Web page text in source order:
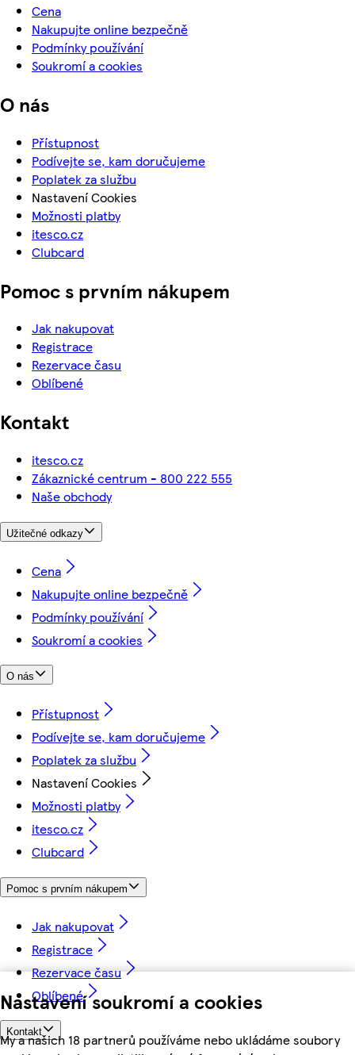
Nastavení soukromí a cookies
My a našich 18 partnerů používáme nebo ukládáme soubory
Cena
Nakupujte online bezpečně
Podmínky používání
Soukromí a cookies
O nás
Přístupnost
Podívejte se, kam doručujeme
Poplatek za službu
Nastavení Cookies
Možnosti platby
itesco.cz
Clubcard
Pomoc s prvním nákupem
Jak nakupovat
Registrace
Rezervace času
Oblíbené
Kontakt
itesco.cz
Zákaznické centrum - 800 222 555
Naše obchody
Užitečné odkazy
Cena
Nakupujte online bezpečně
Podmínky používání
Soukromí a cookies
O nás
Přístupnost
Podívejte se, kam doručujeme
Poplatek za službu
Nastavení Cookies
Možnosti platby
itesco.cz
Clubcard
Pomoc s prvním nákupem
Jak nakupovat
Registrace
Rezervace času
Oblíbené
Kontakt